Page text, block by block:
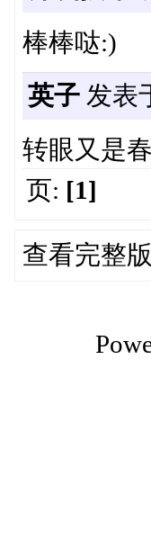
棒棒哒:)
英子发表
转眼又是
页: [1]
查看完整